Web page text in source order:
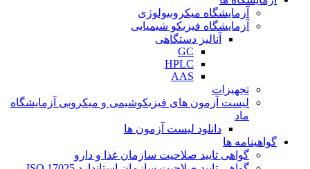
آزمایشگاه میکروبیولوژی
آزمایشگاه فیزیکو شیمیایی
آنالیز دستگاهی
GC
HPLC
AAS
تجهیزات
لیست آزمون های فیزیکوشیمی و میکروبی آزمایشگاه
ماد
دانلود لیست آزمون ها
گواهینامه ها
گواهی تایید صلاحیت سازمان غذا و دارو